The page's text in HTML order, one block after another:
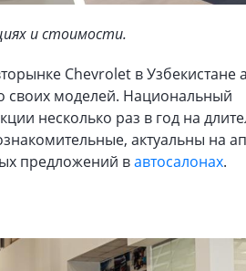
и стоимости.
Chevrolet в Узбекистане
своих моделей. Национальный
несколько раз в год на
актуальны на
предложений вавтосалонах.